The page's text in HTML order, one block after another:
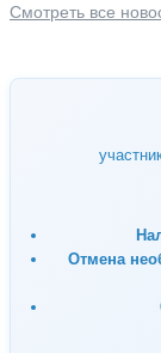
Отмена
Смотреть все